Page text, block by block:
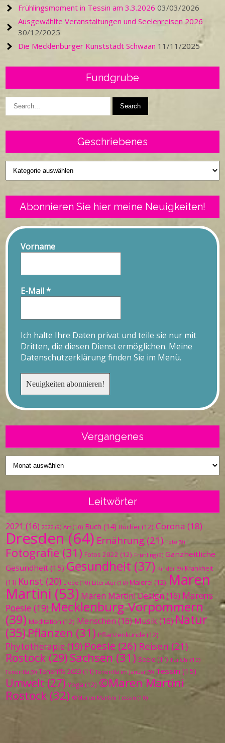
Frühlingsmoment in Tessin am 3.3.2026 03/03/2026
Ausgewählte Veranstaltungen und Seelenreisen 2026
30/12/2025
Die Mecklenburger Kunststadt Schwaan 11/11/2025
Fundgrube
Geschriebenes
Geschriebenes
Abonnieren Sie hier meine Neuigkeiten!
Vorname
E-Mail*
Ich halte Ihre Daten privat und teile sie nur mit
Dritten, die diesen Dienst ermöglichen. Meine
Datenschutzerklärung finden Sie im Menü.
Vergangenes
Vergangenes
Leitwörter
2021 (16) 2022 (9) Art (10) Buch (14) Bücher (12) Corona (18)
Dresden (64) Ernährung (21) Foto (9)
Fotografie (31) Fotos 2022 (12) Frühling (9) Ganzheitliche
Gesundheit (15) Gesundheit (37) Kinder (9) Krankheit
(11) Kunst (20) Liebe (10) Literatur (10) Malerei (12) Maren
Martini (53) Maren Martini Design (16) Marens
Poesie (19) Mecklenburg-Vorpommern
(39) Meditation (12) Menschen (16)Musik(16) Natur
(35) Pflanzen (31) Pflanzenkunde (12)
Phytotherapie (19) Poesie (26) Reisen (21)
Rostock (29) Sachsen (31) Seele (11) Tai Chi (10)
Teneriffa (9) Teneriffa 2023 (11) Teneriffa im Januar (9) Tessin (15)
Umwelt (27) Yoga (12) ©Maren Martini
Rostock (32) ©Maren Martini Tessin (10)